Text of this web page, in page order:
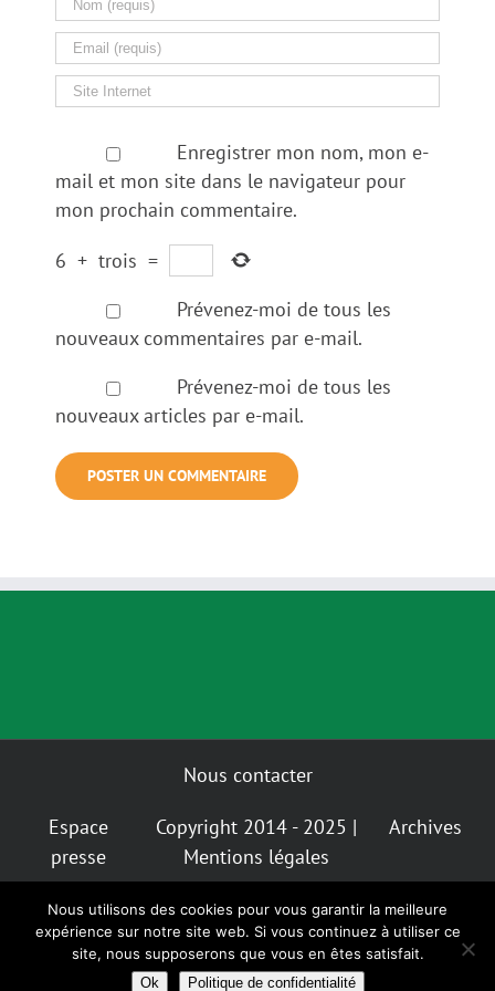
Enregistrer mon nom, mon e-
mail et mon site dans le navigateur pour
mon prochain commentaire.
6 + trois =
Prévenez-moi de tous les
nouveaux commentaires par e-mail.
Prévenez-moi de tous les
nouveaux articles par e-mail.
Nous contacter
Espace
presse
Copyright 2014 - 2025 |
Mentions légales
Archives
InstagramFacebook
Mastodon
Alternatiba
Nantes
Facebook
Bluesky
GIGNV
Nous utilisons des cookies pour vous garantir la meilleure
expérience sur notre site web. Si vous continuez à utiliser ce
site, nous supposerons que vous en êtes satisfait.
Ok Politique de confidentialité